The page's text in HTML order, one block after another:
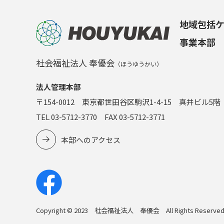
地域包括
事業本部
社会福祉法人 奉優会 （ほうゆうかい）
法人管理本部
〒154-0012 東京都世田谷区駒沢1-4-15 真井ビル5階
TEL 03-5712-3770 FAX 03-5712-3771
本部へのアクセス
Copyright © 2023 社会福祉法人 奉優会 All Rights